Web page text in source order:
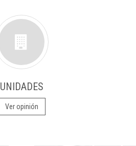
UNIDADES
Ver opinión